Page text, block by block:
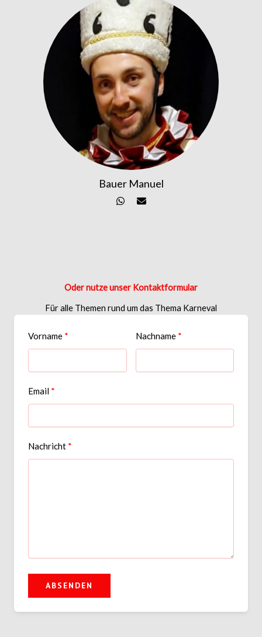
Bauer Manuel
Oder nutze unser Kontaktformular
Für alle Themen rund um das Thema Karneval
Vorname Nachname
Email
Nachricht
ABSENDEN